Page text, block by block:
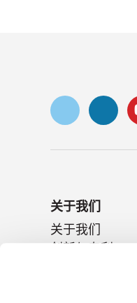
Vimeo ǞǞǞ
关于我们
关于我们
创新与专利